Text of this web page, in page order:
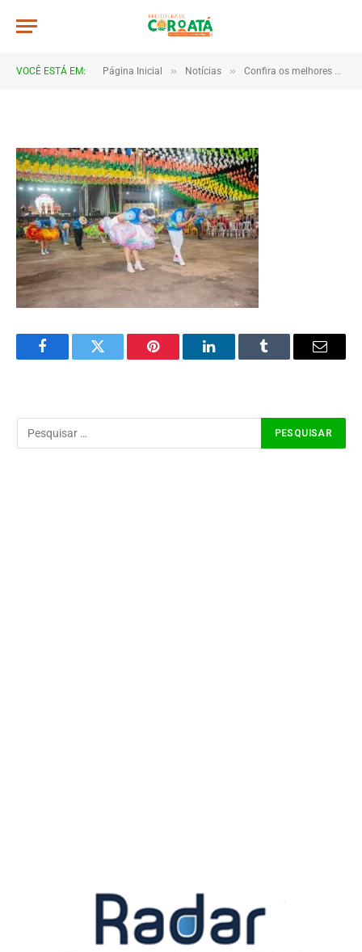
VOCÊ ESTÁ EM: Página Inicial » Notícias » Confira os melhores momentos do 1º e 2º dia do São João de Coroatá 2025
JWR_6081
FacebookTwitter Pinterest LinkedInTumblr Email